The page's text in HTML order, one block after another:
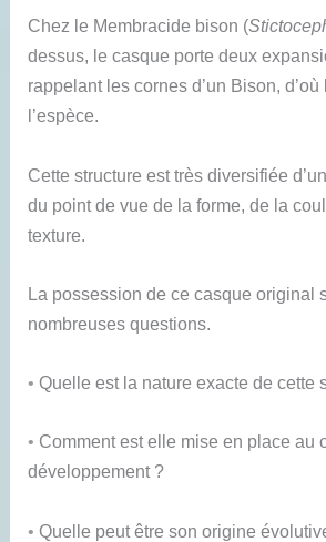
Chez le Membracide bison (
dessus, le casque porte deux
rappelant les cornes d’un Bison, d’où
l’espèce.
Cette structure est très diversifiée
du point de vue de la forme, de la
texture.
La possession de ce casque original
nombreuses questions.
•Quelle est la nature exacte de cette
• Comment est elle mise en place au
développement ?
•Quelle peut être son origine